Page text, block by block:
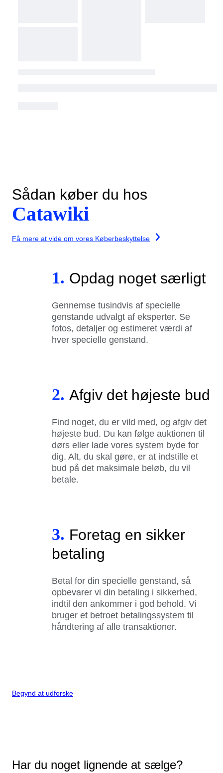
Sådan køber du hos
Catawiki
Få mere at vide om vores Køberbeskyttelse
1. Opdag noget særligt
Gennemse tusindvis af specielle
genstande udvalgt af eksperter. Se
fotos, detaljer og estimeret værdi af
hver specielle genstand.
2. Afgiv det højeste bud
Find noget, du er vild med, og afgiv det
højeste bud. Du kan følge auktionen til
dørs eller lade vores system byde for
dig. Alt, du skal gøre, er at indstille et
bud på det maksimale beløb, du vil
betale.
3. Foretag en sikker
betaling
Betal for din specielle genstand, så
opbevarer vi din betaling i sikkerhed,
indtil den ankommer i god behold. Vi
bruger et betroet betalingssystem til
håndtering af alle transaktioner.
Begynd at udforske
Har du noget lignende at sælge?